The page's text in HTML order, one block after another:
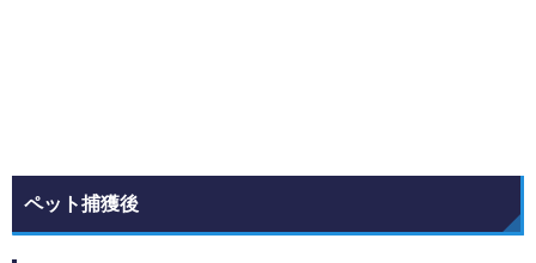
ペット捕獲後